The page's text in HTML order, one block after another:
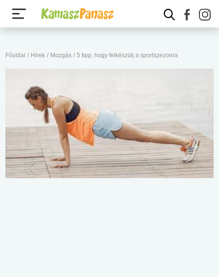
Főoldal / Hírek / Mozgás / 5 tipp, hogy felkészülj a sportszezonra